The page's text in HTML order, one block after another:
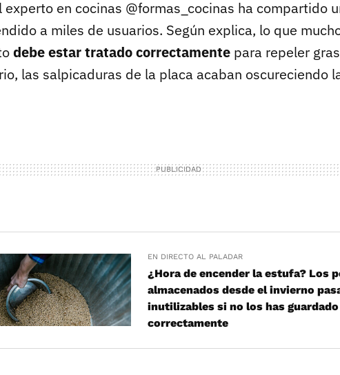
experto en cocinas @formas_cocinas ha compartido
a miles de usuarios. Según explica, lo que
debe estar tratado correctamente para repeler
las salpicaduras de la placa acaban oscureciendo
EN DIRECTO AL PALADAR
¿Hora de encender la estufa? Los
almacenados desde el invierno
inutilizables si no los has guardado
correctamente